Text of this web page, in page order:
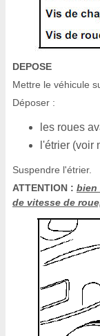
DEPOSE
Mettre le véhicule
Déposer :
les roues
l'étrier (voir
Suspendre l'étrier.
ATTENTION : bien
de vitesse de